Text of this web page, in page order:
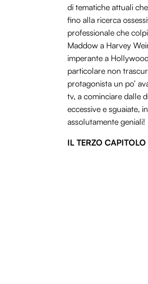
di tematiche attuali
fino alla ricerca
professionale che
Maddow a Harvey
imperante a
particolare non
protagonista un po’
tv, a cominciare dalle
eccessive e sguaiate,
assolutamente geniali!
IL TERZO